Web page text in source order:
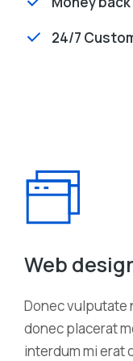
24/7
Web
Donec vulputate
donec placerat
interdum mi erat